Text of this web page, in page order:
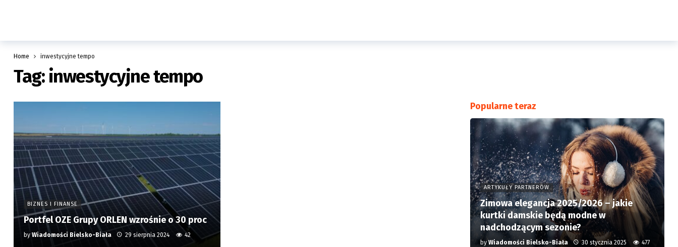
Home inwestycyjne tempo
Tag: inwestycyjne tempo
BIZNES I FINANSE
Portfel OZE Grupy ORLEN wzrośnie o 30 proc
by Wiadomości Bielsko-Biała 29 sierpnia 2024 42
Popularne teraz
ARTYKUŁY PARTNERÓW
Zimowa elegancja 2025/2026 – jakie
kurtki damskie będą modne w
nadchodzącym sezonie?
byWiadomości Bielsko-Biała 30 stycznia 2025 477